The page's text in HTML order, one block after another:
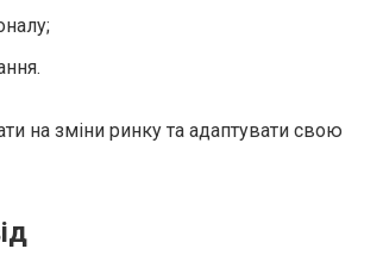
на зміни ринку та адаптувати свою